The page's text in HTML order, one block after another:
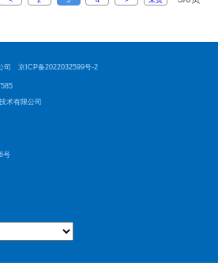
司 京ICP备2022032599号-2
术有限公司
号